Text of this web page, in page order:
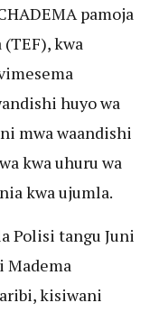
pamoja
kwa
huyo wa
mwa waandishi
kwa uhuru wa
kwa ujumla.
Polisi tangu Juni
Madema
kisiwani